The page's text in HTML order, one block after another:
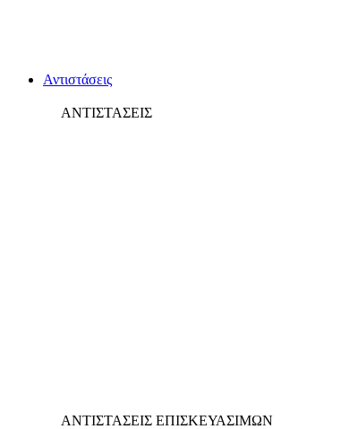
Αντιστάσεις
ΑΝΤΙΣΤΑΣΕΙΣ
ΑΝΤΙΣΤΑΣΕΙΣ ΕΠΙΣΚΕΥΑΣΙΜΩΝ